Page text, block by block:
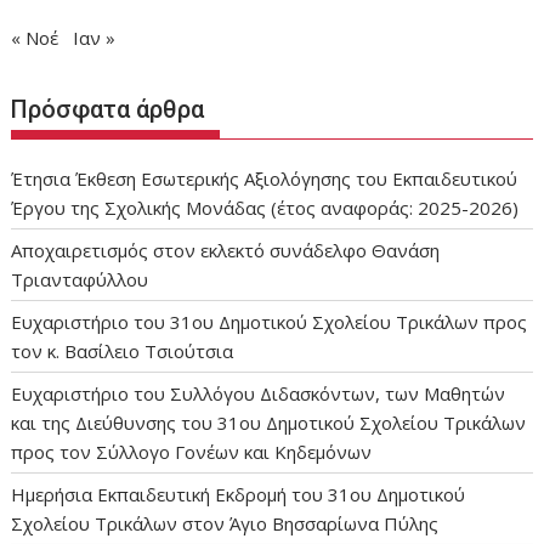
« Νοέ Ιαν »
Πρόσφατα άρθρα
Έτησια Έκθεση Εσωτερικής Αξιολόγησης του Εκπαιδευτικού
Έργου της Σχολικής Μονάδας (έτος αναφοράς: 2025-2026)
Αποχαιρετισμός στον εκλεκτό συνάδελφο Θανάση
Τριανταφύλλου
Ευχαριστήριο του 31ου Δημοτικού Σχολείου Τρικάλων προς
τον κ. Βασίλειο Τσιούτσια
Ευχαριστήριο του Συλλόγου Διδασκόντων, των Μαθητών
και της Διεύθυνσης του 31ου Δημοτικού Σχολείου Τρικάλων
προς τον Σύλλογο Γονέων και Κηδεμόνων
Ημερήσια Εκπαιδευτική Εκδρομή του 31ου Δημοτικού
Σχολείου Τρικάλων στον Άγιο Βησσαρίωνα Πύλης